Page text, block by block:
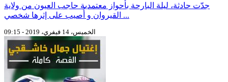
جدّت حادثة، ليلة البارحة بأحواز معتمدية حاجب العيون من ولاية
القيروان و أُصيب على إثرها شخصي ...
الخميس، 14 فيفري، 2019 - 09:15